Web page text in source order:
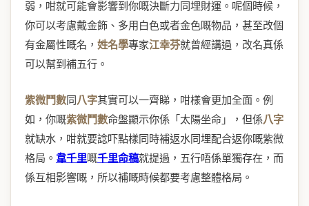
弱，咁就可能會影響到你嘅決斷力同埋財運。呢個時候，
你可以考慮戴金飾、多用白色或者金色嘅物品，甚至改個
有金屬性嘅名， 姓名學專家江幸芬就曾經講過，改名真係
可以幫到補五行。
紫微鬥數同八字其實可以一齊睇，咁樣會更加全面。例
如，你嘅紫微鬥數命盤顯示你係「太陽坐命」，但係八字
就缺水，咁就要諗吓點樣同時補返水同埋配合返你嘅紫微
格局。 韋千里嘅千里命稿就提過，五行唔係單獨存在，而
係互相影響嘅，所以補嘅時候都要考慮整體格局。